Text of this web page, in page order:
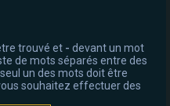
trouvé et - devant un mot
de mots séparés entre des
un des mots doit être
souhaitez effectuer des